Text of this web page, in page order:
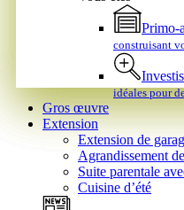
Primo-
construisant
idéales pour
Gros œuvre
Extension
Extension de
Agrandissement
Suite parentale
Cuisine d’été